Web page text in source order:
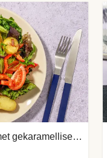
Camembert in bladerdeeg met gekaramelliseerde ui